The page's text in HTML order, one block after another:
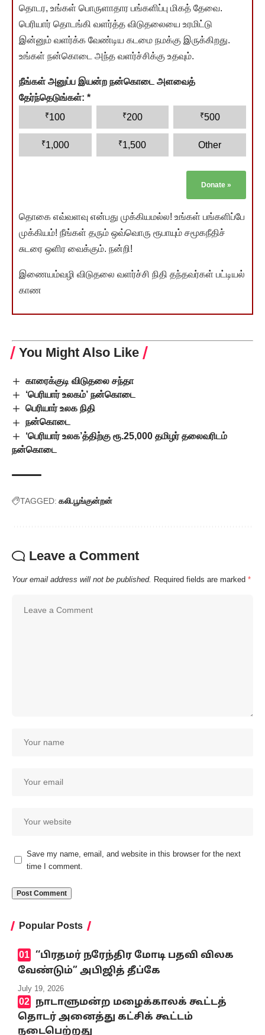
தொடர, உங்கள் பொருளாதார பங்களிப்பு மிகத் தேவை.
பெரியார் தொடங்கி வளர்த்த விடுதலையை உரமிட்டு
இன்னும் வளர்க்க வேண்டிய கடமை நமக்கு இருக்கிறது.
உங்கள் நன்கொடை அந்த வளர்ச்சிக்கு உதவும்.
நீங்கள் அனுப்ப இயன்ற நன்கொடை அளவைத்
தேர்ந்தெடுங்கள்: *
₹100 ₹200 ₹500
₹1,000 ₹1,500 Other
Donate »
தொகை எவ்வளவு என்பது முக்கியமல்ல! உங்கள் பங்களிப்பே
முக்கியம்! நீங்கள் தரும் ஒவ்வொரு ரூபாயும் சமூகநீதிச்
சுடரை ஒளிர வைக்கும். நன்றி!
இணையம்வழி விடுதலை வளர்ச்சி நிதி தந்தவர்கள் பட்டியல்
காண
You Might Also Like
காரைக்குடி விடுதலை சந்தா
‘பெரியார் உலகம்’ நன்கொடை
பெரியார் உலக நிதி
நன்கொடை
‘பெரியார் உலக’த்திற்கு ரூ.25,000 தமிழர் தலைவரிடம்
நன்கொடை
TAGGED: கலி.பூங்குன்றன்
Leave a Comment
Your email address will not be published. Required fields are marked *
Save my name, email, and website in this browser for the next
time I comment.
Popular Posts
‘‘பிரதமர் நரேந்திர மோடி பதவி விலக
வேண்டும்” அபிஜித் தீப்கே
July 19, 2026
நாடாளுமன்ற மழைக்காலக் கூட்டத்
தொடர் அனைத்து கட்சிக் கூட்டம்
நடைபெற்றது